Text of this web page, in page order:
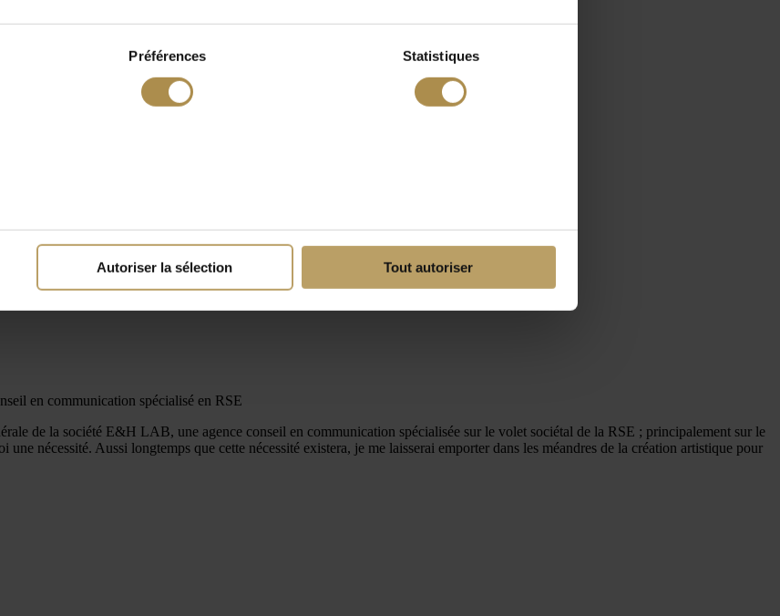
Préférences Statistiques
Autoriser la sélection Tout autoriser
en communication spécialisé en RSE
de la société E&H LAB, une agence conseil en communication spécialisée sur le volet sociétal de la RSE ; principalement sur le
nécessité. Aussi longtemps que cette nécessité existera, je me laisserai emporter dans les méandres de la création artistique pour